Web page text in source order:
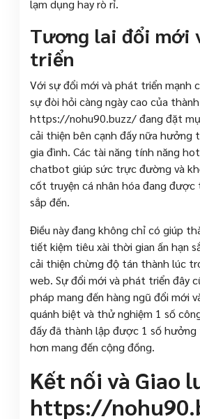
lạm dụng hay rò rỉ.
Tương lai đổi mới
triển
Với sự đổi mới và phát triển mạnh
sự đòi hỏi càng ngày cao của
https://nohu90.buzz/ đang đặt
cải thiện bên cạnh đấy nữa hưởng
gia đình. Các tài năng tính năng
chatbot giúp sức trực đường và
cốt truyện cá nhân hóa đang được
sắp đến.
Điều này đang không chỉ có giúp
tiết kiệm tiêu xài thời gian ấn hạn
cải thiện chừng độ tán thành lúc
web. Sự đổi mới và phát triển đây
pháp mang đến hàng ngũ đổi mới
quánh biệt và thử nghiệm 1 số
đấy đã thành lập được 1 số
hơn mang đến cộng đồng.
Kết nối và Giao
https://